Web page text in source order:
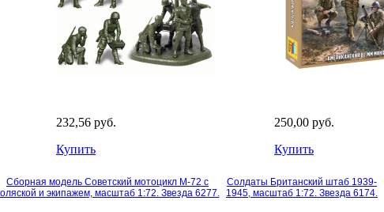
232,56 руб.
Купить
250,00 руб.
Купить
Сборная модель Советский мотоцикл М-72 с
и экипажем, масштаб 1:72. Звезда 6277.
Солдаты Британский штаб 1939-
1945, масштаб 1:72. Звезда 6174.